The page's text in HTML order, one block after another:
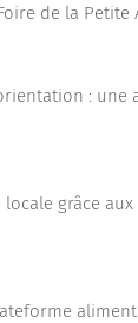
de la Petite
: une
grâce